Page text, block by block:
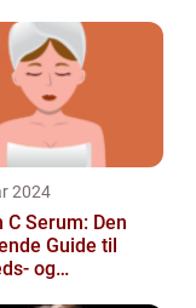
2024
C Serum: Den
Guide til
og